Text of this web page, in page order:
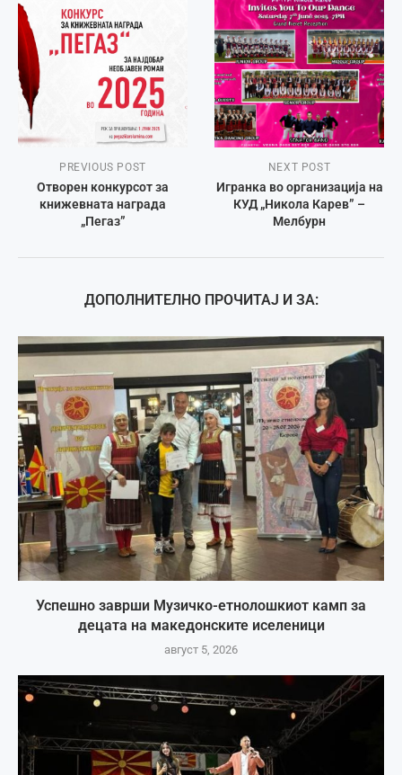
PREVIOUS POST
Отворен конкурсот за
книжевната награда
„Пегаз”
NEXT POST
Игранка во организација на
КУД „Никола Карев” –
Мелбурн
ДОПОЛНИТЕЛНО ПРОЧИТАЈ И ЗА:
Успешно заврши Музичко-етнолошкиот камп за
децата на македонските иселеници
август 5, 2026